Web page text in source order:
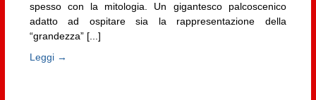
spesso con la mitologia. Un gigantesco palcoscenico
adatto ad ospitare sia la rappresentazione della
“grandezza” [...]
Leggi →